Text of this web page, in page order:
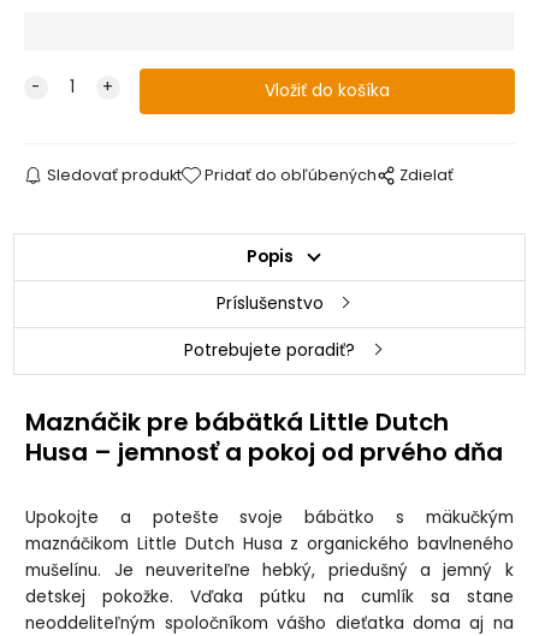
Sledovať produkt Pridať do obľúbených Zdielať
Popis
Príslušenstvo
Potrebujete poradiť?
Maznáčik pre bábätká Little Dutch
Husa – jemnosť a pokoj od prvého dňa
Upokojte a potešte svoje bábätko s mäkučkým
maznáčikom Little Dutch Husa z organického bavlneného
mušelínu. Je neuveriteľne hebký, priedušný a jemný k
detskej pokožke. Vďaka pútku na cumlík sa stane
neoddeliteľným spoločníkom vášho dieťatka doma aj na